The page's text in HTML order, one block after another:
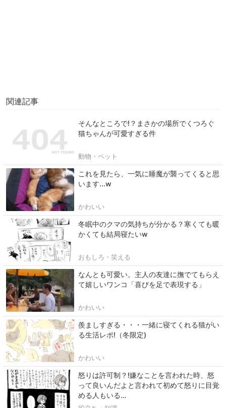
関連記事
そんなところで!？まさかの場所でくつろぐ
猫ちゃんが可愛すぎる件
動物・ペット
これを見たら、一気に睡魔が襲ってくると思
います...w
かわいい
冬眠中のクマの気持ちが分かる？寒くても暖
かくても結局寝たいw
おもしろ・笑える
なんとも可愛い。主人の友達に撫でてもらえ
て嬉しいワンコ「喜びを足で表現する」
かわいい
羨ましすぎる・・・一緒に寝てくれる猫がい
る生活レポ!（冬限定)
かわいい
怒りは許可制？!嫌なことを言われた時、怒
って良いんだよと言われて初めて怒りに目覚
める人もいる…